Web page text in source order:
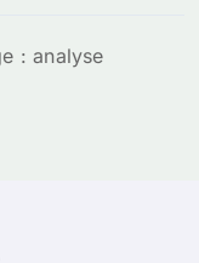
: analyse